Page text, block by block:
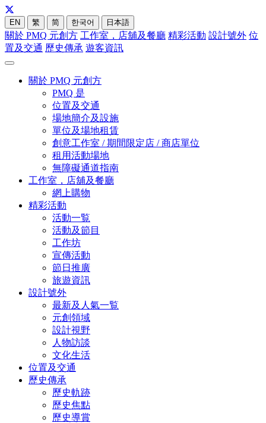
EN 繁 简 한국어 日本語
關於 PMQ 元創方 工作室，店舖及餐廳 精彩活動 設計號外 位
置及交通 歷史傳承 遊客資訊
關於 PMQ 元創方
PMQ 是
位置及交通
場地簡介及設施
單位及場地租賃
創意工作室 / 期間限定店 / 商店單位
租用活動場地
無障礙通道指南
工作室，店舖及餐廳
網上購物
精彩活動
活動一覧
活動及節目
工作坊
宣傳活動
節日推廣
旅遊資訊
設計號外
最新及人氣一覧
元創領域
設計視野
人物訪談
文化生活
位置及交通
歷史傳承
歷史軌跡
歷史焦點
歷史導賞